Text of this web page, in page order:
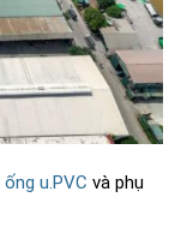
ống u.PVC và phụ